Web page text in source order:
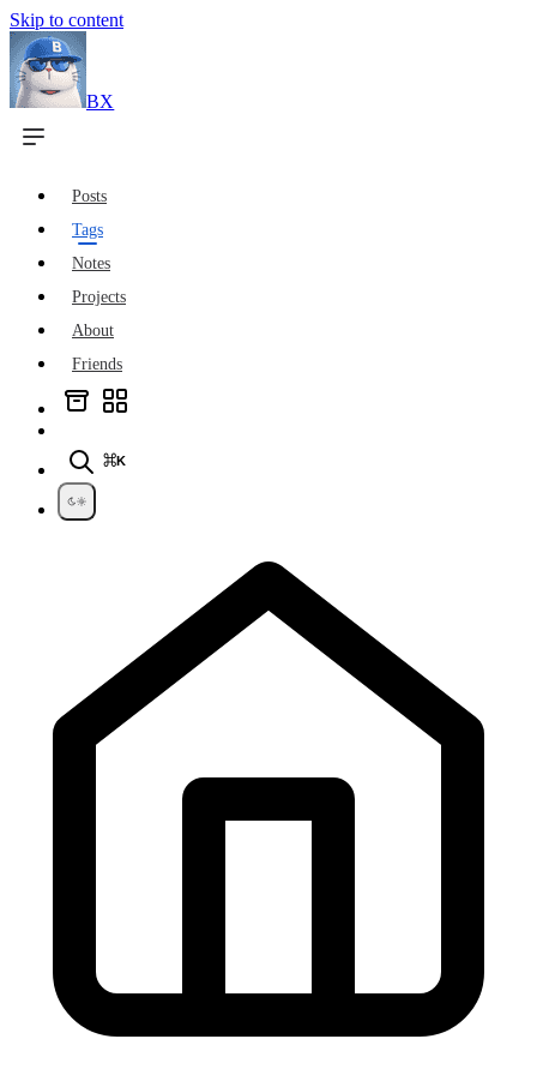
Skip to content
BX
Posts
Tags
Notes
Projects
About
Friends
⌘K